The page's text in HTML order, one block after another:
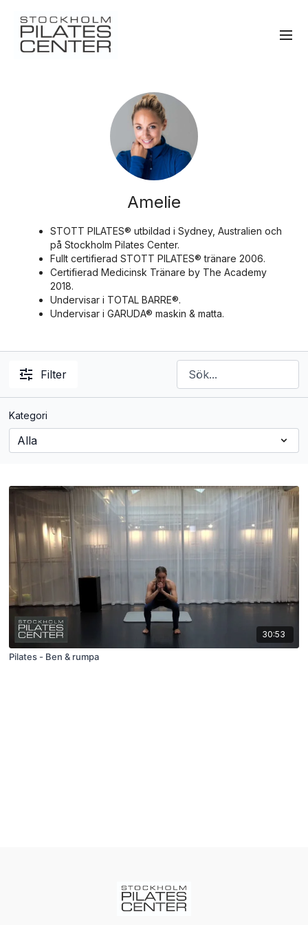
Amelie
STOTT PILATES® utbildad i Sydney, Australien och
på Stockholm Pilates Center.
Fullt certifierad STOTT PILATES® tränare 2006.
Certifierad Medicinsk Tränare by The Academy
2018.
Undervisar i TOTAL BARRE®.
Undervisar i GARUDA® maskin & matta.
Filter
Kategori
30:53
Pilates - Ben & rumpa